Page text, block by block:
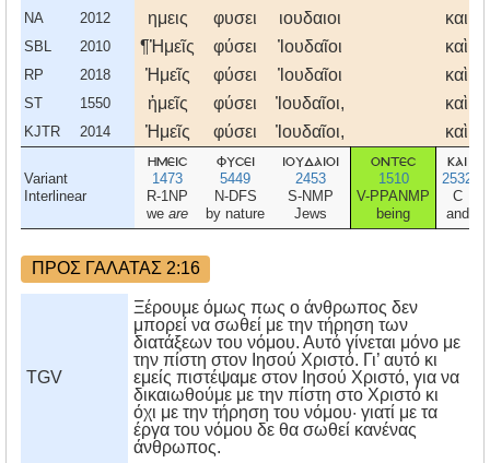
NA 2012 ημεις φυσει ιουδαιοι και
SBL 2010 ¶Ἡμεῖς φύσει Ἰουδαῖοι καὶ
RP 2018 Ἡμεῖς φύσει Ἰουδαῖοι καὶ
ST 1550 ἡμεῖς φύσει Ἰουδαῖοι, καὶ
KJTR 2014 Ἡμεῖς φύσει Ἰουδαῖοι, καὶ
Variant
Interlinear
ημεισ
1473
R-1NP
we are
φυσει
5449
N-DFS
by nature
ιουδαιοι
2453
S-NMP
Jews
οντεσ
1510
V-PPANMP
being
και
2532
C
and
ΠΡΟΣ ΓΑΛΑΤΑΣ 2:16
TGV
Ξέρουμε όμως πως ο άνθρωπος δεν
μπορεί να σωθεί με την τήρηση των
διατάξεων του νόμου. Αυτό γίνεται μόνο με
την πίστη στον Ιησού Χριστό. Γι’ αυτό κι
εμείς πιστέψαμε στον Ιησού Χριστό, για να
δικαιωθούμε με την πίστη στο Χριστό κι
όχι με την τήρηση του νόμου· γιατί με τα
έργα του νόμου δε θα σωθεί κανένας
άνθρωπος.